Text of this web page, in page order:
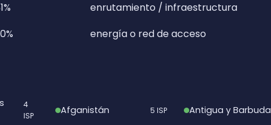
enrutamiento / infraestructura
energía o red de acceso
4
ISP
Afganistán 5 ISP Antigua y Barbuda